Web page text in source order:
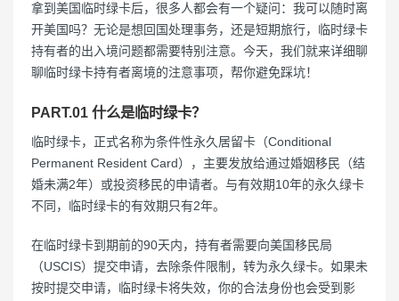
拿到美国临时绿卡后，很多人都会有一个疑问：我可以随时离
开美国吗？无论是想回国处理事务，还是短期旅行，临时绿卡
持有者的出入境问题都需要特别注意。今天，我们就来详细聊
聊临时绿卡持有者离境的注意事项，帮你避免踩坑！
PART.01 什么是临时绿卡？
临时绿卡，正式名称为条件性永久居留卡（Conditional
Permanent Resident Card），主要发放给通过婚姻移民（结
婚未满2年）或投资移民的申请者。与有效期10年的永久绿卡
不同，临时绿卡的有效期只有2年。
在临时绿卡到期前的90天内，持有者需要向美国移民局
（USCIS）提交申请，去除条件限制，转为永久绿卡。如果未
按时提交申请，临时绿卡将失效，你的合法身份也会受到影